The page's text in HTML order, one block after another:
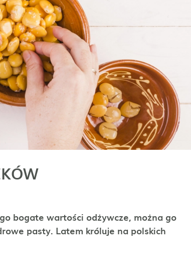
bogate wartości odżywcze, można go
pasty. Latem króluje na polskich